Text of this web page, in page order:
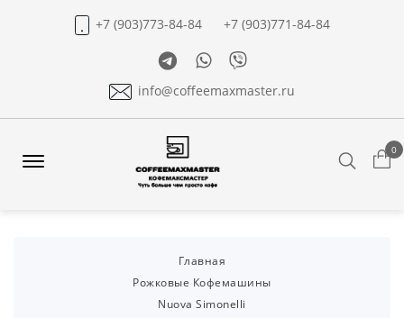
+7 (903)773-84-84
+7 (903)771-84-84
TelegramWhatsapp
Viber
info@coffeemaxmaster.ru
0
Главная
Рожковые Кофемашины
Nuova Simonelli